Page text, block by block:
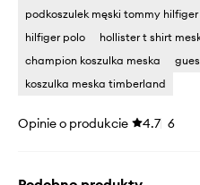
podkoszulek męski tommy hilfiger
hilfiger polo
hollister t shirt
champion koszulka meska
koszulka meska timberland
Opinie o produkcie 4.7 6